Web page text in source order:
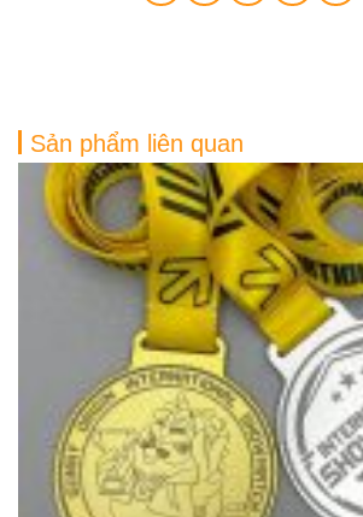
Sản phẩm liên quan